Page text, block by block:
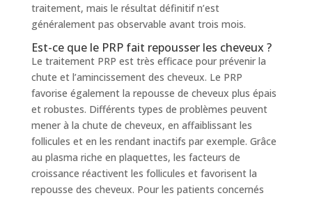
traitement, mais le résultat définitif n’est
généralement pas observable avant trois mois.
Est-ce que le PRP fait repousser les cheveux ?
Le traitement PRP est très efficace pour prévenir la
chute et l’amincissement des cheveux. Le PRP
favorise également la repousse de cheveux plus épais
et robustes. Différents types de problèmes peuvent
mener à la chute de cheveux, en affaiblissant les
follicules et en les rendant inactifs par exemple. Grâce
au plasma riche en plaquettes, les facteurs de
croissance réactivent les follicules et favorisent la
repousse des cheveux. Pour les patients concernés